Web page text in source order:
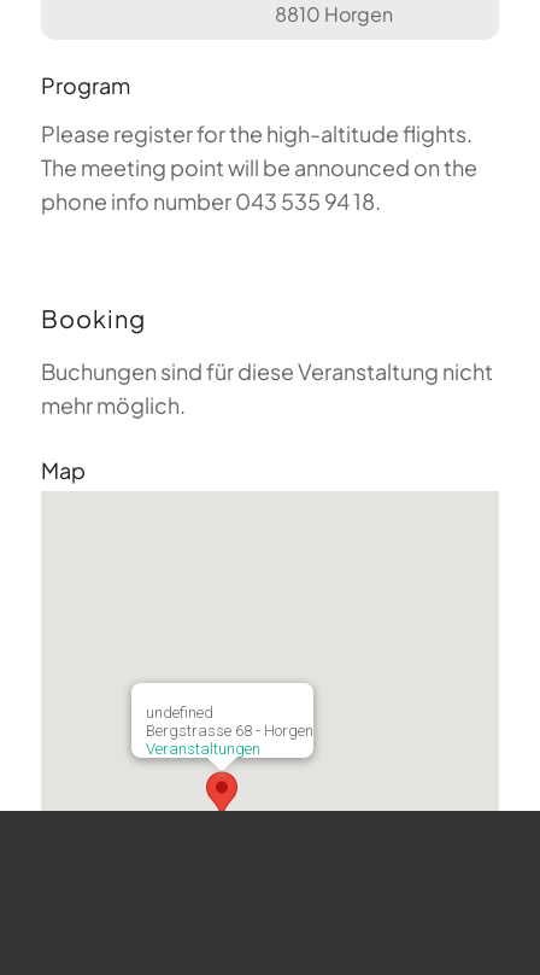
8810 Horgen
Program
Please register for the high-altitude flights.
The meeting point will be announced on the
phone info number 043 535 94 18.
Booking
Buchungen sind für diese Veranstaltung nicht
mehr möglich.
Map
undefined
Bergstrasse 68 - Horgen
Veranstaltungen